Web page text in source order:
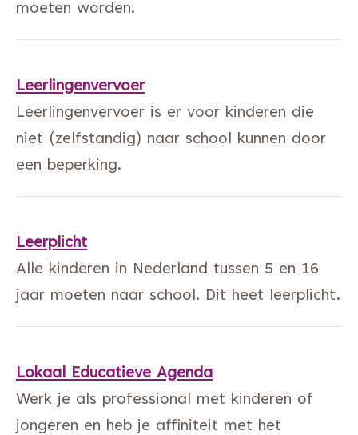
moeten worden.
Leerlingenvervoer
Leerlingenvervoer is er voor kinderen die
niet (zelfstandig) naar school kunnen door
een beperking.
Leerplicht
Alle kinderen in Nederland tussen 5 en 16
jaar moeten naar school. Dit heet leerplicht.
Lokaal Educatieve Agenda
Werk je als professional met kinderen of
jongeren en heb je affiniteit met het